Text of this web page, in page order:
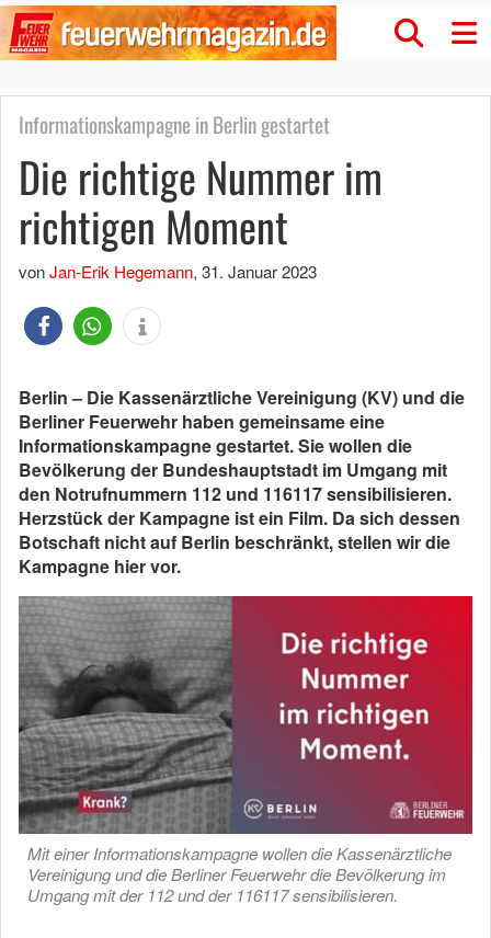
Informationskampagne in Berlin gestartet
Die richtige Nummer im
richtigen Moment
vonJan-Erik Hegemann, 31. Januar 2023
Berlin – Die Kassenärztliche Vereinigung (KV) und die
Berliner Feuerwehr haben gemeinsame eine
Informationskampagne gestartet. Sie wollen die
Bevölkerung der Bundeshauptstadt im Umgang mit
den Notrufnummern 112 und 116117 sensibilisieren.
Herzstück der Kampagne ist ein Film. Da sich dessen
Botschaft nicht auf Berlin beschränkt, stellen wir die
Kampagne hier vor.
Mit einer Informationskampagne wollen die Kassenärztliche
Vereinigung und die Berliner Feuerwehr die Bevölkerung im
Umgang mit der 112 und der 116117 sensibilisieren.